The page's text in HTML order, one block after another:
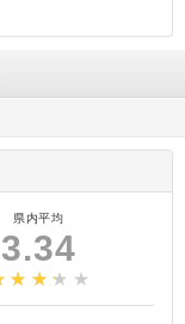
県内平均
3.34